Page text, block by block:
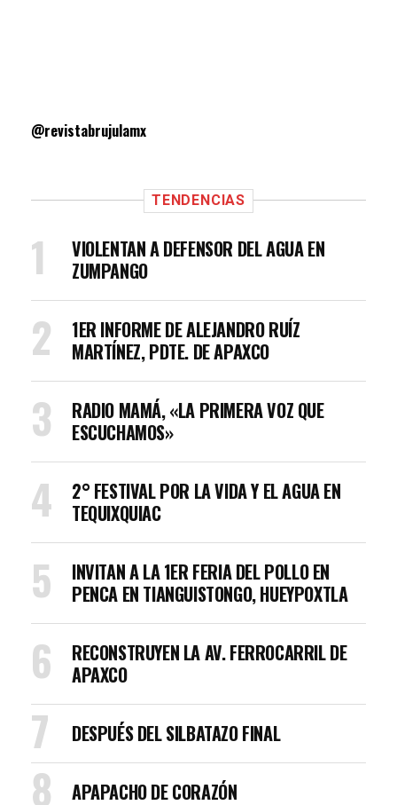
@revistabrujulamx
TENDENCIAS
VIOLENTAN A DEFENSOR DEL AGUA EN
ZUMPANGO
1ER INFORME DE ALEJANDRO RUÍZ
MARTÍNEZ, PDTE. DE APAXCO
RADIO MAMÁ, «LA PRIMERA VOZ QUE
ESCUCHAMOS»
2° FESTIVAL POR LA VIDA Y EL AGUA EN
TEQUIXQUIAC
INVITAN A LA 1ER FERIA DEL POLLO EN
PENCA EN TIANGUISTONGO, HUEYPOXTLA
RECONSTRUYEN LA AV. FERROCARRIL DE
APAXCO
DESPUÉS DEL SILBATAZO FINAL
APAPACHO DE CORAZÓN